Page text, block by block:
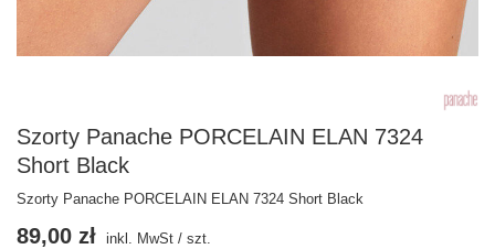
Szorty Panache PORCELAIN ELAN 7324
Short Black
Szorty Panache PORCELAIN ELAN 7324 Short Black
89,00 zł inkl. MwSt / szt.